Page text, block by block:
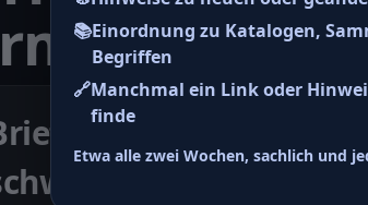
📚Einordnung zu Katalogen,
Begriffen
🔗Manchmal ein Link oder
finde
Etwa alle zwei Wochen, sachlich und
zu SBZ